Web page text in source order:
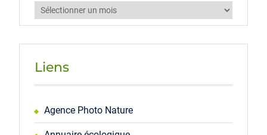
Archives
Liens
Agence Photo Nature